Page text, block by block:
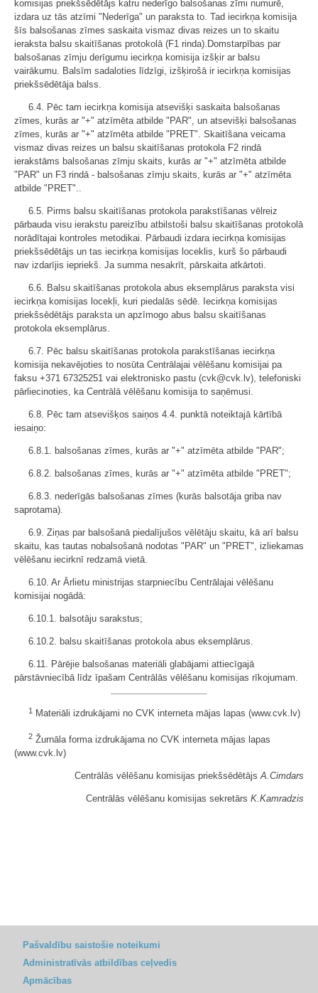
komisijas priekšsēdētājs katru nederīgo balsošanas zīmi numurē,
izdara uz tās atzīmi "Nederīga" un paraksta to. Tad iecirkņa komisija
šīs balsošanas zīmes saskaita vismaz divas reizes un to skaitu
ieraksta balsu skaitīšanas protokolā (F1 rinda).Domstarpības par
balsošanas zīmju derīgumu iecirkņa komisija izšķir ar balsu
vairākumu. Balsīm sadaloties līdzīgi, izšķirošā ir iecirkņa komisijas
priekšsēdētāja balss.
6.4. Pēc tam iecirkņa komisija atsevišķi saskaita balsošanas
zīmes, kurās ar "+" atzīmēta atbilde "PAR", un atsevišķi balsošanas
zīmes, kurās ar "+" atzīmēta atbilde "PRET". Skaitīšana veicama
vismaz divas reizes un balsu skaitīšanas protokola F2 rindā
ierakstāms balsošanas zīmju skaits, kurās ar "+" atzīmēta atbilde
"PAR" un F3 rindā - balsošanas zīmju skaits, kurās ar "+" atzīmēta
atbilde "PRET"..
6.5. Pirms balsu skaitīšanas protokola parakstīšanas vēlreiz
pārbauda visu ierakstu pareizību atbilstoši balsu skaitīšanas protokolā
norādītajai kontroles metodikai. Pārbaudi izdara iecirkņa komisijas
priekšsēdētājs un tas iecirkņa komisijas loceklis, kurš šo pārbaudi
nav izdarījis iepriekš. Ja summa nesakrīt, pārskaita atkārtoti.
6.6. Balsu skaitīšanas protokola abus eksemplārus paraksta visi
iecirkņa komisijas locekļi, kuri piedalās sēdē. Iecirkņa komisijas
priekšsēdētājs paraksta un apzīmogo abus balsu skaitīšanas
protokola eksemplārus.
6.7. Pēc balsu skaitīšanas protokola parakstīšanas iecirkņa
komisija nekavējoties to nosūta Centrālajai vēlēšanu komisijai pa
faksu +371 67325251 vai elektronisko pastu (cvk@cvk.lv), telefoniski
pārliecinoties, ka Centrālā vēlēšanu komisija to saņēmusi.
6.8. Pēc tam atsevišķos saiņos 4.4. punktā noteiktajā kārtībā
iesaiņo:
6.8.1. balsošanas zīmes, kurās ar "+" atzīmēta atbilde "PAR";
6.8.2. balsošanas zīmes, kurās ar "+" atzīmēta atbilde "PRET";
6.8.3. nederīgās balsošanas zīmes (kurās balsotāja griba nav
saprotama).
6.9. Ziņas par balsošanā piedalījušos vēlētāju skaitu, kā arī balsu
skaitu, kas tautas nobalsošanā nodotas "PAR" un "PRET", izliekamas
vēlēšanu iecirknī redzamā vietā.
6.10. Ar Ārlietu ministrijas starpniecību Centrālajai vēlēšanu
komisijai nogādā:
6.10.1. balsotāju sarakstus;
6.10.2. balsu skaitīšanas protokola abus eksemplārus.
6.11. Pārējie balsošanas materiāli glabājami attiecīgajā
pārstāvniecībā līdz īpašam Centrālās vēlēšanu komisijas rīkojumam.
1 Materiāli izdrukājami no CVK interneta mājas lapas (www.cvk.lv)
2 Žurnāla forma izdrukājama no CVK interneta mājas lapas
(www.cvk.lv)
Centrālās vēlēšanu komisijas priekšsēdētājsA.Cimdars
Centrālās vēlēšanu komisijas sekretārs K.Kamradzis
Pašvaldību saistošie noteikumi
Administratīvās atbildības ceļvedis
Apmācības